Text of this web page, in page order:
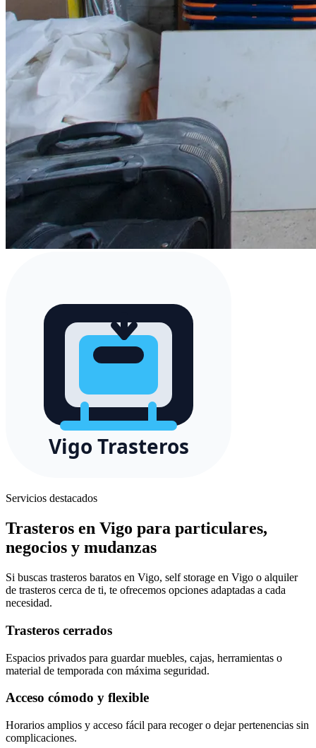
Servicios destacados
Trasteros en Vigo para particulares,
negocios y mudanzas
Si buscas trasteros baratos en Vigo, self storage en Vigo o alquiler
de trasteros cerca de ti, te ofrecemos opciones adaptadas a cada
necesidad.
Trasteros cerrados
Espacios privados para guardar muebles, cajas, herramientas o
material de temporada con máxima seguridad.
Acceso cómodo y flexible
Horarios amplios y acceso fácil para recoger o dejar pertenencias sin
complicaciones.